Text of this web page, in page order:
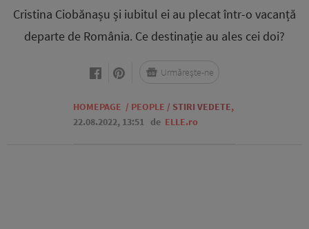
Cristina Ciobănașu și iubitul ei au plecat într-o vacanță
departe de România. Ce destinație au ales cei doi?
HOMEPAGE / PEOPLE / STIRI VEDETE,
22.08.2022, 13:51 de ELLE.ro
Urmărește-ne